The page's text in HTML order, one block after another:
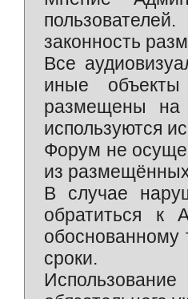
законность
Все
иные объекты
размещены на
используются
Форум не
из
В случае
обратиться к
сроки.